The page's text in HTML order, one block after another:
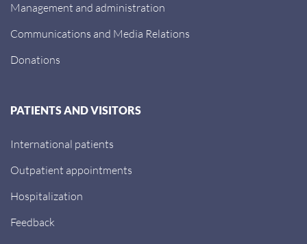
Management and administration
Communications and Media Relations
Donations
PATIENTS AND VISITORS
International patients
Outpatient appointments
Hospitalization
Feedback